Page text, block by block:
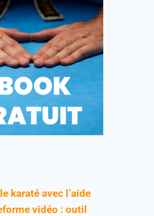
karaté avec l’aide
vidéo : outil